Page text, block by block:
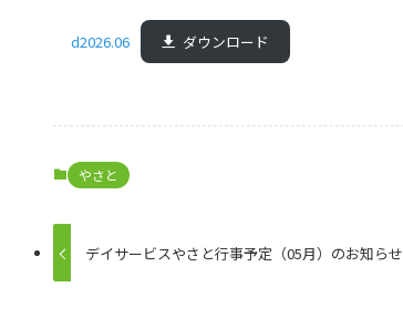
d2026.06 ダウンロード
やさと
デイサービスやさと行事予定（05月）のお知らせ